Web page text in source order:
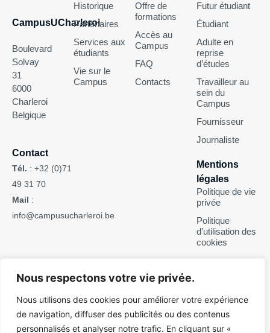
Nous respectons votre vie privée.
Nous utilisons des cookies pour améliorer votre expérience
de navigation, diffuser des publicités ou des contenus
personnalisés et analyser notre trafic. En cliquant sur «
CampusUCharleroi
Boulevard
Solvay
31
6000
Charleroi
Belgique
Contact
Tél. : +32 (0)71
49 31 70
Mail :
info@campusucharleroi.be
Historique
Partenaires
Services aux
étudiants
Vie sur le
Campus
Offre de
formations
Accès au
Campus
FAQ
Contacts
Futur étudiant
Étudiant
Adulte en
reprise
d’études
Travailleur au
sein du
Campus
Fournisseur
Journaliste
Mentions
légales
Politique de vie
privée
Politique
d’utilisation des
cookies